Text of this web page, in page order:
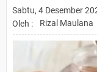
Sabtu, 4 Desember
Oleh :
Rizal Maulana